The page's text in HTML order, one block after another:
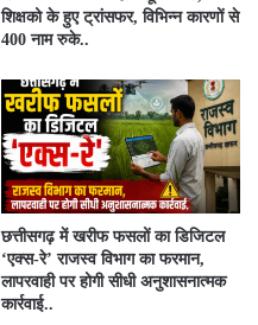
शिक्षको के हुए ट्रांसफर, विभिन्न कारणों से
400 नाम रुके..
​छत्तीसगढ़ में खरीफ फसलों का डिजिटल
‘एक्स-रे’ राजस्व विभाग का फरमान,
लापरवाही पर होगी सीधी अनुशासनात्मक
कार्रवाई..